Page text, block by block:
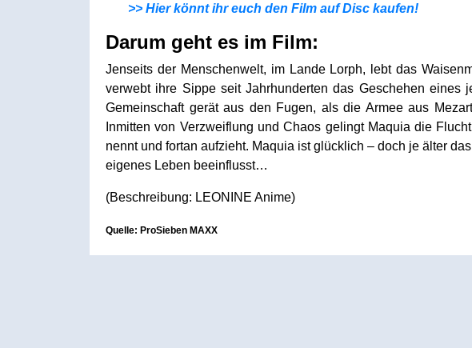
>> Hier könnt ihr euch den Film auf Disc kaufen!
Darum geht es im Film:
Jenseits der Menschenwelt, im Lande Lorph, lebt das
verwebt ihre Sippe seit Jahrhunderten das Geschehen
Gemeinschaft gerät aus den Fugen, als die Armee aus
Inmitten von Verzweiflung und Chaos gelingt Maquia die
nennt und fortan aufzieht. Maquia ist glücklich – doch je älter
eigenes Leben beeinflusst…
(Beschreibung: LEONINE Anime)
Quelle: ProSieben MAXX